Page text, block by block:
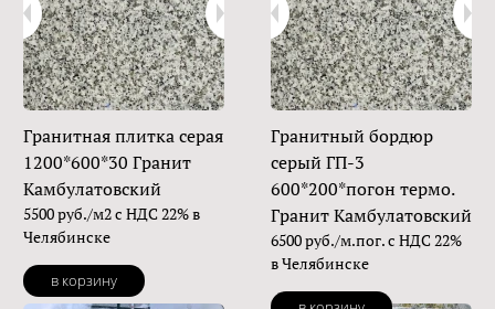
Гранитная плитка серая
1200*600*30 Гранит
Камбулатовский
5500 руб./м2 с НДС 22% в
Челябинске
в корзину
Гранитный бордюр
серый ГП-3
600*200*погон термо.
Гранит Камбулатовский
6500 руб./м.пог. с НДС 22%
в Челябинске